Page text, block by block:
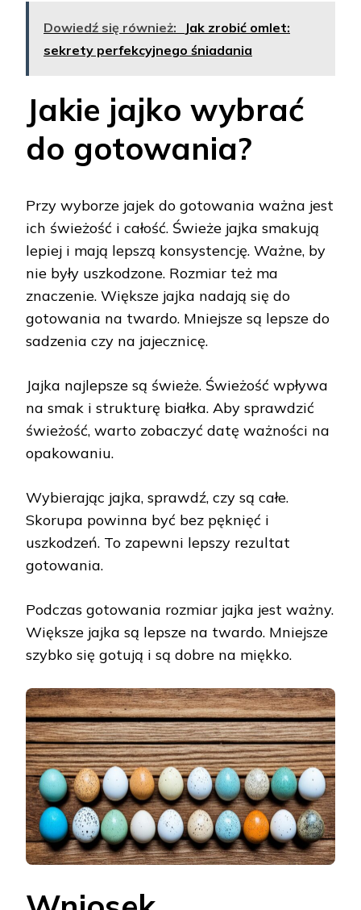
Dowiedź się również:
Jak zrobić omlet:
sekrety perfekcyjnego śniadania
Jakie jajko wybrać
do gotowania?
Przy wyborze jajek do gotowania ważna jest
ich świeżość i całość. Świeże jajka smakują
lepiej i mają lepszą konsystencję. Ważne, by
nie były uszkodzone. Rozmiar też ma
znaczenie. Większe jajka nadają się do
gotowania na twardo. Mniejsze są lepsze do
sadzenia czy na jajecznicę.
Jajka najlepsze są świeże. Świeżość wpływa
na smak i strukturę białka. Aby sprawdzić
świeżość, warto zobaczyć datę ważności na
opakowaniu.
Wybierając jajka, sprawdź, czy są całe.
Skorupa powinna być bez pęknięć i
uszkodzeń. To zapewni lepszy rezultat
gotowania.
Podczas gotowania rozmiar jajka jest ważny.
Większe jajka są lepsze na twardo. Mniejsze
szybko się gotują i są dobre na miękko.